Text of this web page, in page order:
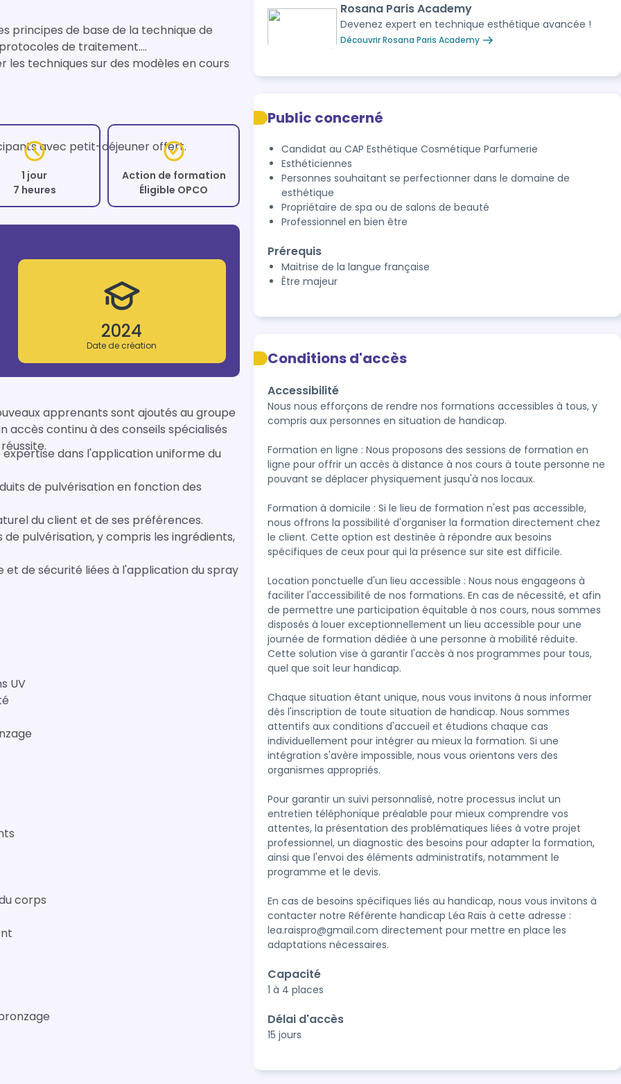
principes de base de la technique de
de traitement.
techniques sur des modèles en cours
avec petit-déjeuner offert.
apprenants sont ajoutés au groupe
continu à des conseils spécialisés
1 jour
7 heures
Action de formation
Éligible OPCO
2024
Date de création
expertise dans l'application uniforme du
de pulvérisation en fonction des
du client et de ses préférences.
pulvérisation, y compris les ingrédients,
de sécurité liées à l'application du spray
UV
corps
Rosana Paris Academy
Devenez expert en technique esthétique avancée !
Découvrir Rosana Paris Academy
Public concerné
Candidat au CAP Esthétique Cosmétique Parfumerie
Esthéticiennes
Personnes souhaitant se perfectionner dans le domaine de
esthétique
Propriétaire de spa ou de salons de beauté
Professionnel en bien être
Prérequis
Maitrise de la langue française
Être majeur
Conditions d'accès
Accessibilité
Nous nous efforçons de rendre nos formations accessibles à tous, y
compris aux personnes en situation de handicap.
Formation en ligne : Nous proposons des sessions de formation en
ligne pour offrir un accès à distance à nos cours à toute personne ne
pouvant se déplacer physiquement jusqu'à nos locaux.
Formation à domicile : Si le lieu de formation n'est pas accessible,
nous offrons la possibilité d'organiser la formation directement chez
le client. Cette option est destinée à répondre aux besoins
spécifiques de ceux pour qui la présence sur site est difficile.
Location ponctuelle d'un lieu accessible : Nous nous engageons à
faciliter l'accessibilité de nos formations. En cas de nécessité, et afin
de permettre une participation équitable à nos cours, nous sommes
disposés à louer exceptionnellement un lieu accessible pour une
journée de formation dédiée à une personne à mobilité réduite.
Cette solution vise à garantir l'accès à nos programmes pour tous,
quel que soit leur handicap.
Chaque situation étant unique, nous vous invitons à nous informer
dès l'inscription de toute situation de handicap. Nous sommes
attentifs aux conditions d'accueil et étudions chaque cas
individuellement pour intégrer au mieux la formation. Si une
intégration s'avère impossible, nous vous orientons vers des
organismes appropriés.
Pour garantir un suivi personnalisé, notre processus inclut un
entretien téléphonique préalable pour mieux comprendre vos
attentes, la présentation des problématiques liées à votre projet
professionnel, un diagnostic des besoins pour adapter la formation,
ainsi que l'envoi des éléments administratifs, notamment le
programme et le devis.
En cas de besoins spécifiques liés au handicap, nous vous invitons à
contacter notre Référente handicap Léa Raïs à cette adresse :
lea.raispro@gmail.com directement pour mettre en place les
adaptations nécessaires.
Capacité
1 à 4 places
Délai d'accès
15 jours